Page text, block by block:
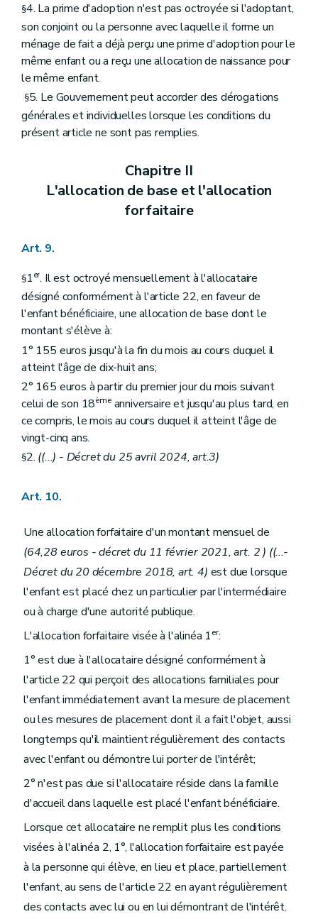
§4. La prime d'adoption n'est pas octroyée si l'adoptant,
son conjoint ou la personne avec laquelle il forme un
ménage de fait a déjà perçu une prime d'adoption pour le
même enfant ou a reçu une allocation de naissance pour
le même enfant.
§5. Le Gouvernement peut accorder des dérogations
générales et individuelles lorsque les conditions du
présent article ne sont pas remplies.
Chapitre II
L'allocation de base et l'allocation
forfaitaire
Art. 9.
§1er. Il est octroyé mensuellement à l'allocataire
désigné conformément à l'article 22, en faveur de
l'enfant bénéficiaire, une allocation de base dont le
montant s'élève à:
1° 155 euros jusqu'à la fin du mois au cours duquel il
atteint l'âge de dix-huit ans;
2° 165 euros à partir du premier jour du mois suivant
celui de son 18èmeanniversaire et jusqu'au plus tard, en
ce compris, le mois au cours duquel il atteint l'âge de
vingt-cinq ans.
§2. ((...) - Décret du 25 avril 2024, art.3)
Art. 10.
Une allocation forfaitaire d'un montant mensuel de
(64,28 euros - décret du 11 février 2021, art. 2 ) ((...-
Décret du 20 décembre 2018, art. 4) est due lorsque
l'enfant est placé chez un particulier par l'intermédiaire
ou à charge d'une autorité publique.
L'allocation forfaitaire visée à l'alinéa 1er:
1° est due à l'allocataire désigné conformément à
l'article 22 qui perçoit des allocations familiales pour
l'enfant immédiatement avant la mesure de placement
ou les mesures de placement dont il a fait l'objet, aussi
longtemps qu'il maintient régulièrement des contacts
avec l'enfant ou démontre lui porter de l'intérêt;
2° n'est pas due si l'allocataire réside dans la famille
d'accueil dans laquelle est placé l'enfant bénéficiaire.
Lorsque cet allocataire ne remplit plus les conditions
visées à l'alinéa 2, 1°, l'allocation forfaitaire est payée
à la personne qui élève, en lieu et place, partiellement
l'enfant, au sens de l'article 22 en ayant régulièrement
des contacts avec lui ou en lui démontrant de l'intérêt.